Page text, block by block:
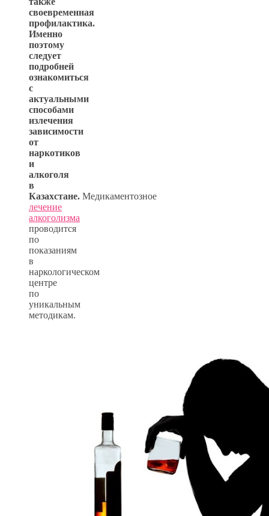
своевременная
профилактика.
Именно
поэтому
следует
подробней
ознакомиться
с
актуальными
способами
излечения
зависимости
от
наркотиков
и
алкоголя
в
Казахстане. Медикаментозное
лечение
алкоголизма
проводится
по
показаниям
в
наркологическом
центре
по
уникальным
методикам.